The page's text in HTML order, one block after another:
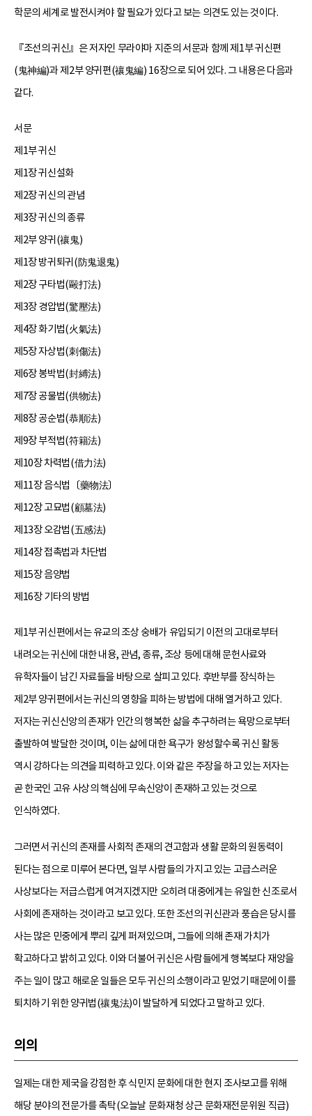
학문의 세계로 발전시켜야 할 필요가 있다고 보는 의견도 있는 것이다.
『조선의 귀신』은 저자인 무라야마 지준의 서문과 함께 제1부 귀신편
(鬼神編)과 제2부 양귀편(禳鬼編) 16장으로 되어 있다. 그 내용은 다음과
같다.
서문
제1부 귀신
제1장 귀신설화
제2장 귀신의 관념
제3장 귀신의 종류
제2부 양귀(禳鬼)
제1장 방귀퇴귀(防鬼退鬼)
제2장 구타법(毆打法)
제3장 경압법(驚壓法)
제4장 화기법(火氣法)
제5장 자상법(刺傷法)
제6장 봉박법(封縛法)
제7장 공물법(供物法)
제8장 공순법(恭順法)
제9장 부적법(符籍法)
제10장 차력법(借力法)
제11장 음식법〔藥物法〕
제12장 고묘법(顧墓法)
제13장 오감법(五感法)
제14장 접촉법과 차단법
제15장 음양법
제16장 기타의 방법
제1부 귀신편에서는 유교의 조상 숭배가 유입되기 이전의 고대로부터
내려오는 귀신에 대한 내용, 관념, 종류, 조상 등에 대해 문헌사료와
유학자들이 남긴 자료들을 바탕으로 살피고 있다. 후반부를 장식하는
제2부 양귀편에서는 귀신의 영향을 피하는 방법에 대해 열거하고 있다.
저자는 귀신신앙의 존재가 인간의 행복한 삶을 추구하려는 욕망으로부터
출발하여 발달한 것이며, 이는 삶에 대한 욕구가 왕성할수록 귀신 활동
역시 강하다는 의견을 피력하고 있다. 이와 같은 주장을 하고 있는 저자는
곧 한국인 고유 사상의 핵심에 무속신앙이 존재하고 있는 것으로
인식하였다.
그러면서 귀신의 존재를 사회적 존재의 견고함과 생활 문화의 원동력이
된다는 점으로 미루어 본다면, 일부 사람들의 가지고 있는 고급스러운
사상보다는 저급스럽게 여겨지겠지만 오히려 대중에게는 유일한 신조로서
사회에 존재하는 것이라고 보고 있다. 또한 조선의 귀신관과 풍습은 당시를
사는 많은 민중에게 뿌리 깊게 퍼져있으며, 그들에 의해 존재 가치가
확고하다고 밝히고 있다. 이와 더불어 귀신은 사람들에게 행복보다 재앙을
주는 일이 많고 해로운 일들은 모두 귀신의 소행이라고 믿었기 때문에 이를
퇴치하기 위한 양귀법(禳鬼法)이 발달하게 되었다고 말하고 있다.
의의
일제는 대한 제국을 강점한 후 식민지 문화에 대한 현지 조사보고를 위해
해당 분야의 전문가를 촉탁(오늘날 문화재청 상근 문화재전문위원 직급)